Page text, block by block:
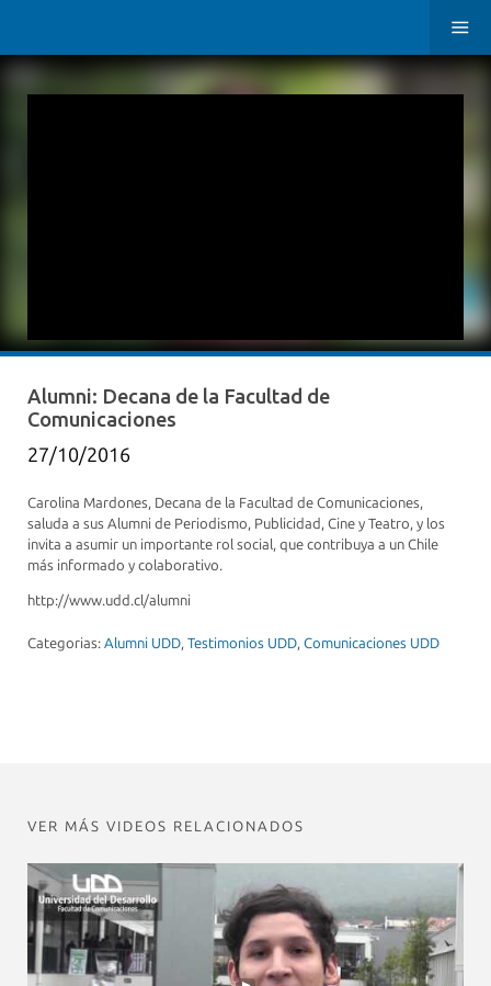
Alumni: Decana de la Facultad de
Comunicaciones
27/10/2016
Carolina Mardones, Decana de la Facultad de Comunicaciones,
saluda a sus Alumni de Periodismo, Publicidad, Cine y Teatro, y los
invita a asumir un importante rol social, que contribuya a un Chile
más informado y colaborativo.
http://www.udd.cl/alumni
Categorias: Alumni UDD, Testimonios UDD, Comunicaciones UDD
VER MÁS VIDEOS RELACIONADOS